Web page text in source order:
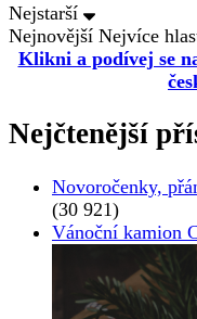
Nejstarší
Nejnovější Nejvíce
Klikni a podívej se
Nejčtenější
Novoročenky,
(30 921)
Vánoční kamion